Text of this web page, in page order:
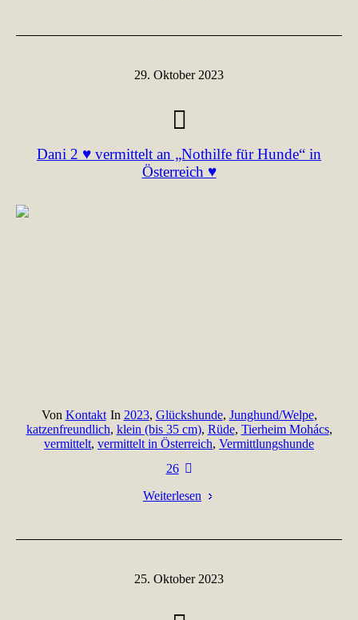
29. Oktober 2023
Dani 2 ♥ vermittelt an „Nothilfe für Hunde“ in
Österreich ♥
Von Kontakt In 2023, Glückshunde, Junghund/Welpe,
katzenfreundlich, klein (bis 35 cm), Rüde, Tierheim Mohács,
vermittelt, vermittelt in Österreich, Vermittlungshunde
26
Weiterlesen
25. Oktober 2023